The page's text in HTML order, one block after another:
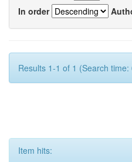
In order
Results 1-1 of 1 (Search
Item hits: